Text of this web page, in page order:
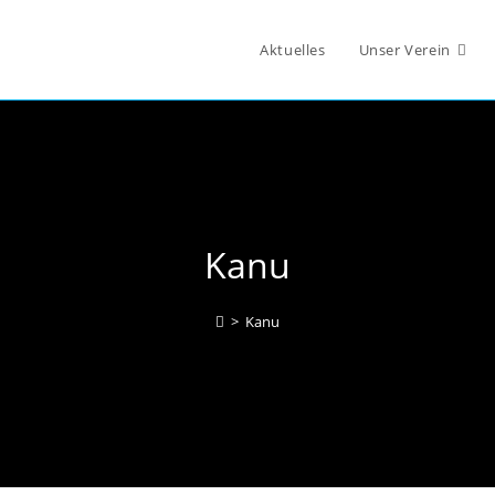
Aktuelles Unser Verein
Kanu
> Kanu